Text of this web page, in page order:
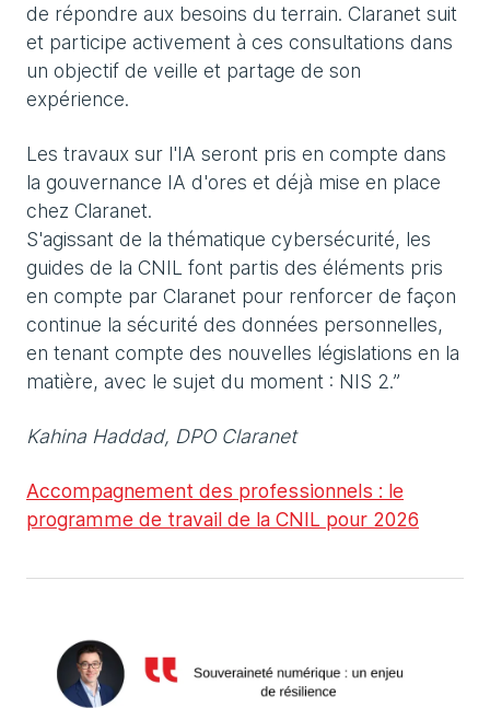
de répondre aux besoins du terrain. Claranet suit
et participe activement à ces consultations dans
un objectif de veille et partage de son
expérience.
Les travaux sur l'IA seront pris en compte dans
la gouvernance IA d'ores et déjà mise en place
chez Claranet.
S'agissant de la thématique cybersécurité, les
guides de la CNIL font partis des éléments pris
en compte par Claranet pour renforcer de façon
continue la sécurité des données personnelles,
en tenant compte des nouvelles législations en la
matière, avec le sujet du moment : NIS 2.”
Kahina Haddad, DPO Claranet
Accompagnement des professionnels : le
programme de travail de la CNIL pour 2026